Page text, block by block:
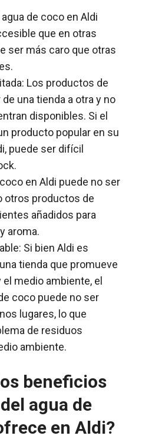
de coco en Aldi
que en otras
ser más caro que otras
Los productos de
una tienda a otra y no
disponibles. Si el
producto popular en su
puede ser difícil
en Aldi puede no ser
otros productos de
añadidos para
aroma.
Si bien Aldi es
tienda que promueve
medio ambiente, el
coco puede no ser
lugares, lo que
de residuos
ambiente.
beneficios
agua de
en Aldi?